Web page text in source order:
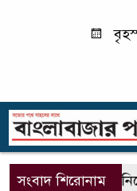
সংবাদ শিরোনাম
প্রধানমন্ত্রীর